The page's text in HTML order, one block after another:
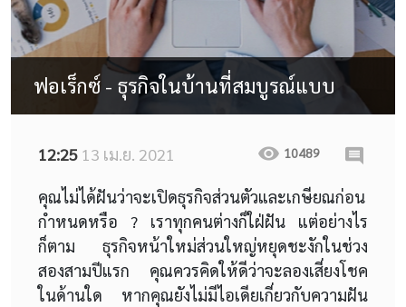
ฟอเร็กซ์ - ธุรกิจในบ้านที่สมบูรณ์แบบ
12:25 13 เม.ย. 2021 10489
คุณไม่ได้ฝันว่าจะเปิดธุรกิจส่วนตัวและเกษียณก่อน
กำหนดหรือ ? เราทุกคนต่างก็ใฝ่ฝัน แต่อย่างไร
ก็ตาม ธุรกิจหน้าใหม่ส่วนใหญ่หยุดชะงักในช่วง
สองสามปีแรก คุณควรคิดให้ดีว่าจะลองเสี่ยงโชค
ในด้านใด หากคุณยังไม่มีไอเดียเกี่ยวกับความฝัน